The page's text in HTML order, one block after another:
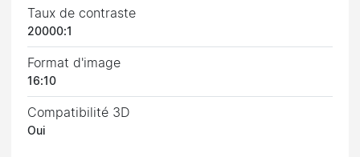
Taux de contraste
20000:1
Format d'image
16:10
Compatibilité 3D
Oui